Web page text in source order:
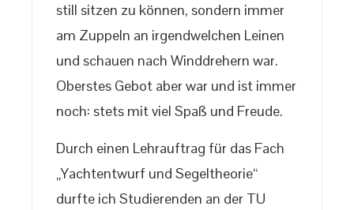
still sitzen zu können, sondern immer
am Zuppeln an irgendwelchen Leinen
und schauen nach Winddrehern war.
Oberstes Gebot aber war und ist immer
noch: stets mit viel Spaß und Freude.
Durch einen Lehrauftrag für das Fach
„Yachtentwurf und Segeltheorie“
durfte ich Studierenden an der TU